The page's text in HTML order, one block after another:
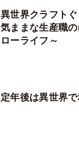
異世界クラフト
気ままな生産職
ローライフ～
定年後は異世界